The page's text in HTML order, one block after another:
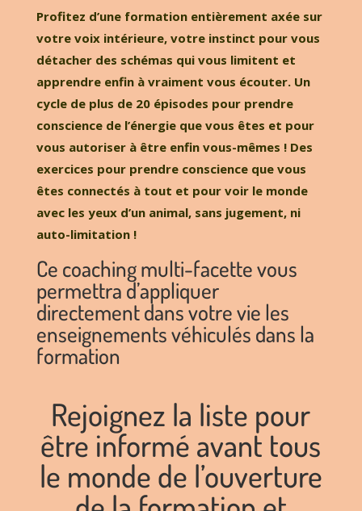
Profitez d’une formation entièrement axée sur
votre voix intérieure, votre instinct pour vous
détacher des schémas qui vous limitent et
apprendre enfin à vraiment vous écouter. Un
cycle de plus de 20 épisodes pour prendre
conscience de l’énergie que vous êtes et pour
vous autoriser à être enfin vous-mêmes ! Des
exercices pour prendre conscience que vous
êtes connectés à tout et pour voir le monde
avec les yeux d’un animal, sans jugement, ni
auto-limitation !
Ce coaching multi-facette vous
permettra d’appliquer
directement dans votre vie les
enseignements véhiculés dans la
formation
Rejoignez la liste pour
être informé avant tous
le monde de l’ouverture